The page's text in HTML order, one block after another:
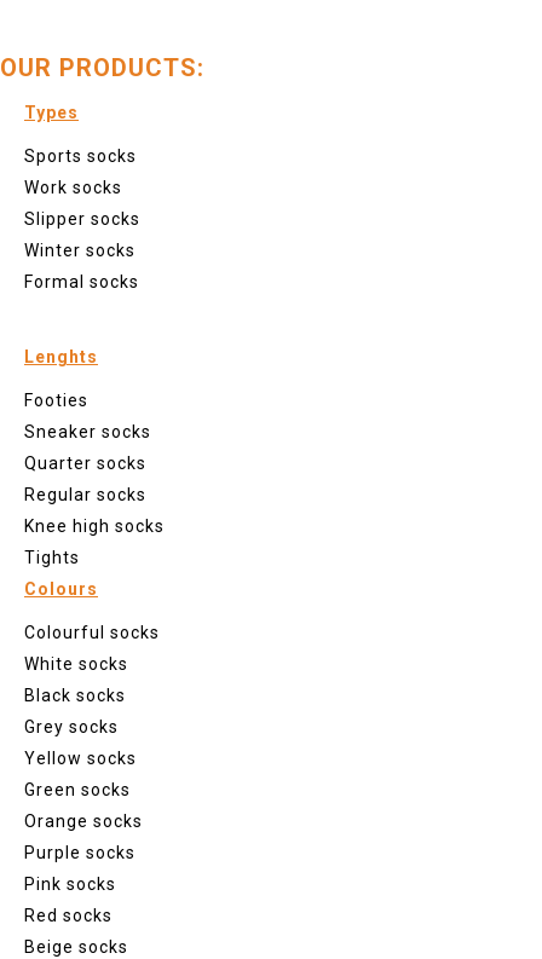
OUR PRODUCTS:
Types
Sports socks
Work socks
Slipper socks
Winter socks
Formal socks
Lenghts
Footies
Sneaker socks
Quarter socks
Regular socks
Knee high socks
Tights
Colours
Colourful socks
White socks
Black socks
Grey socks
Yellow socks
Green socks
Orange socks
Purple socks
Pink socks
Red socks
Beige socks